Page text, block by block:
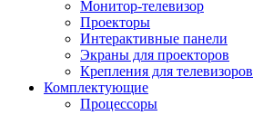
Монитор-телевизор
Проекторы
Интерактивные панели
Экраны для проекторов
Крепления для телевизоров
Комплектующие
Процессоры